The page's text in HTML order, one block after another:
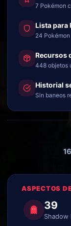
7 Pokémon
Lista para
24
Recursos
448 objetos
Historial
Sin baneos
ASPECTOS
39
Shadow